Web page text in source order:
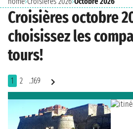
Croisières octobre
choisissez les
tours!
1 2 ..169